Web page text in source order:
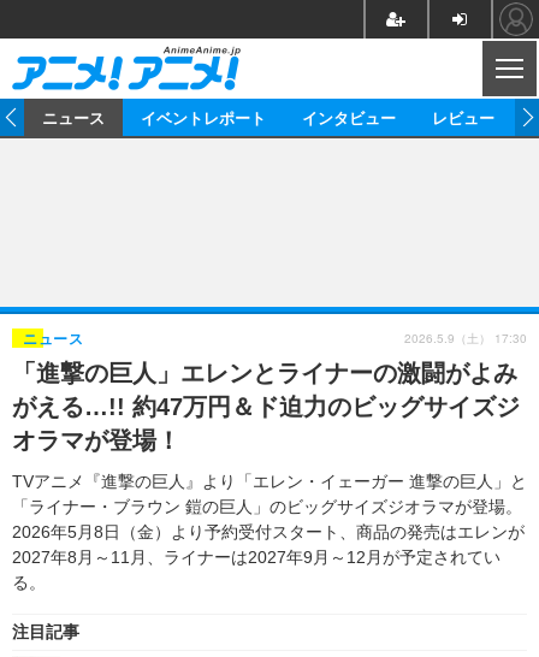
ゲーム グッズ
イベント 海外
海外イベント ビジネス
俳優・タレント アーティスト
ビジネス
アニメ 実写
書評 イベント
ゲーム 座談会
動画
アニメ
アニメ！アニメ！TV ABEMA Cafe
連載・コラム
ニュース イベントレポート インタビュー レビュー
「進撃の巨人」エレンとライナーの激闘がよみ
がえる…!! 約47万円＆ド迫力のビッグサイズジ
オラマが登場！
TVアニメ『進撃の巨人』より「エレン・イェーガー 進撃の巨人」と
「ライナー・ブラウン 鎧の巨人」のビッグサイズジオラマが登場。
2026年5月8日（金）より予約受付スタート、商品の発売はエレンが
2027年8月～11月、ライナーは2027年9月～12月が予定されてい
る。
ニュース
注目記事
2026.5.9（土） 17:30